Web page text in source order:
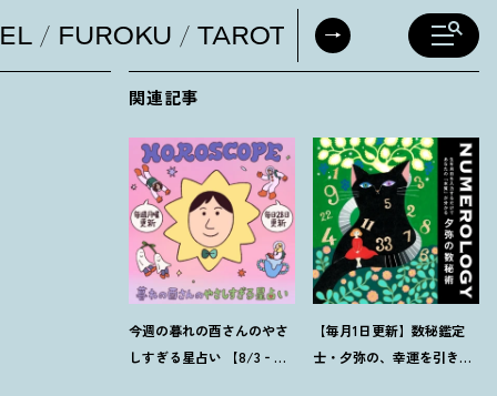
FUROKU TAROT DAILY
関連記事
今週の暮れの酉さんのやさ
しすぎる星占い 【8/3‐
【毎月1日更新】数秘鑑定
士・夕弥の、幸運を引き寄